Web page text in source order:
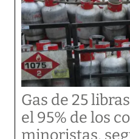
Gas de 25
el 95% de los
minoristas,